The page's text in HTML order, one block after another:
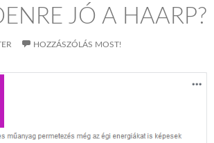
JÓ A HAARP?
HOZZÁSZÓLÁS MOST!